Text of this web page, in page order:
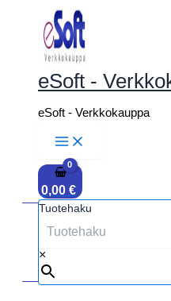
sisältöön
eSoft -
eSoft - Verkkokauppa
0,00 €
Tuotehaku
×